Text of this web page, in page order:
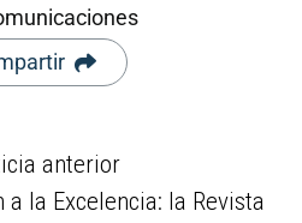
anterior
la Excelencia: la Revista